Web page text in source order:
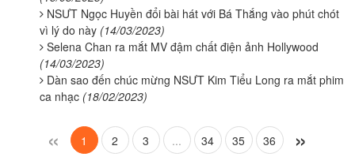
NSƯT Ngọc Huyền đổi bài hát với Bá Thắng vào phút chót
vì lý do này (14/03/2023)
Selena Chan ra mắt MV đậm chất điện ảnh Hollywood
(14/03/2023)
Dàn sao đến chúc mừng NSƯT Kim Tiểu Long ra mắt phim
ca nhạc (18/02/2023)
« 1 2 3 ... 34 35 36 »